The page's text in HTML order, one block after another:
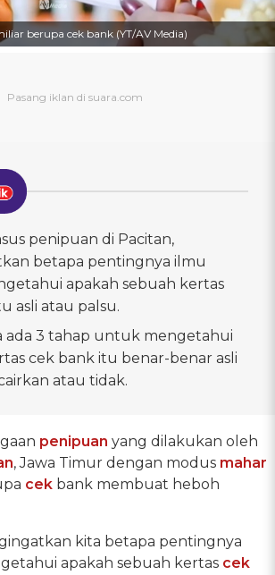
berupa cek bank (YT/AV Media)
penipuan di Pacitan,
betapa pentingnya ilmu
apakah sebuah kertas
asli atau palsu.
ada 3 tahap untuk mengetahui
cek bank itu benar-benar asli
atau tidak.
penipuan yang dilakukan oleh
, Jawa Timur dengan modus mahar
cek bank membuat heboh
kita betapa pentingnya
apakah sebuah kertas cek